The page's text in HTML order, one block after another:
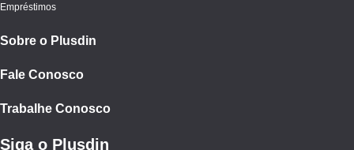
Empréstimos
Sobre o Plusdin
Fale Conosco
Trabalhe Conosco
Siga o Plusdin